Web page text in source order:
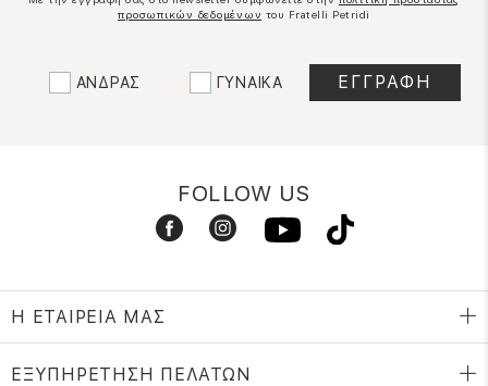
προσωπικών δεδομένων του Fratelli Petridi
ΑΝΔΡΑΣ ΓΥΝΑΙΚΑ
FOLLOW US
Η ΕΤΑΙΡΕΙΑ ΜΑΣ
ΕΞΥΠΗΡΕΤΗΣΗ ΠΕΛΑΤΩΝ